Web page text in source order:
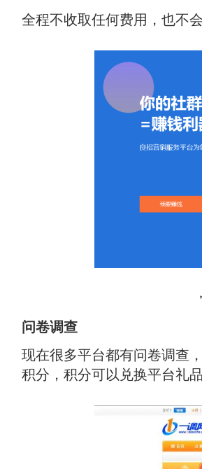
全程不收取任何费用，也不
问卷调查
现在很多平台都有问卷调查
积分，积分可以兑换平台礼